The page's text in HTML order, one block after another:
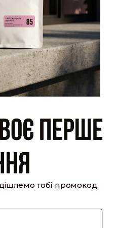
roasters і вже
кабінетом, щоб отримувати
замовлень!
тобі промокод